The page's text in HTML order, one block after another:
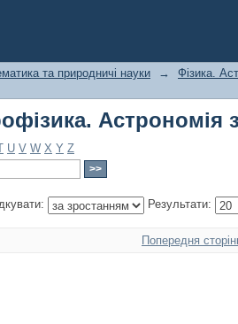
Астрономія
та природничі науки → Фізика.
Астрономія
U V W X Y Z
Результати:
Попередня